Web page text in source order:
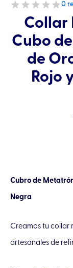
0
Collar
Cubo
de
Rojo
Cubro de
Negra
Creamos tu collar
artesanales de